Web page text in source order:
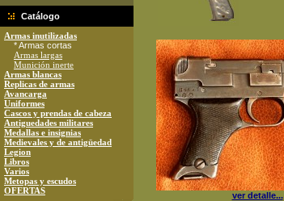
Catálogo
Armas inutilizadas
* Armas cortas
Armas largas
Munición inerte
Armas blancas
Replicas de armas
Avancarga
Uniformes
Cascos y prendas de cabeza
Antiguedades militares
Medallas e insignias
Medievales y de antigüedad
Legion
Libros
Varios
Metopas y escudos
OFERTAS
ver detalle...